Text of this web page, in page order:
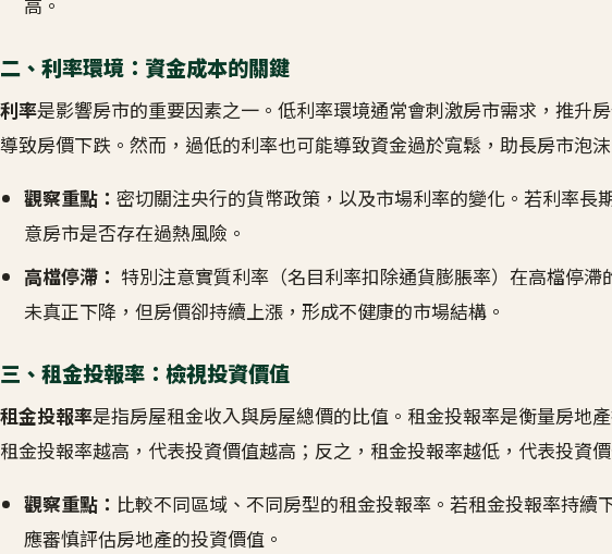
二、利率環境：資金成本的關鍵
利率是影響房市的重要因素之一。低利率環境通常會刺激房市需求，推升
導致房價下跌。然而，過低的利率也可能導致資金過於寬鬆，助長房市泡沫
觀察重點：密切關注央行的貨幣政策，以及市場利率的變化。若利率長
意房市是否存在過熱風險。
高檔停滯： 特別注意實質利率（名目利率扣除通貨膨脹率）在高檔停
未真正下降，但房價卻持續上漲，形成不健康的市場結構。
三、租金投報率：檢視投資價值
租金投報率是指房屋租金收入與房屋總價的比值。租金投報率是衡量房地
租金投報率越高，代表投資價值越高；反之，租金投報率越低，代表投資
觀察重點： 比較不同區域、不同房型的租金投報率。若租金投報率持續
應審慎評估房地產的投資價值。